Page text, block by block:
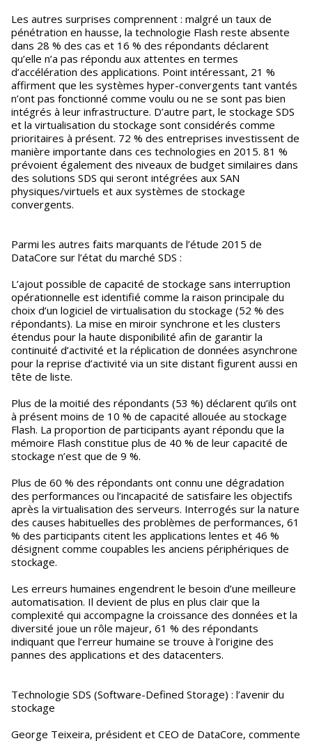
Les autres surprises comprennent : malgré un taux de
pénétration en hausse, la technologie Flash reste absente
dans 28 % des cas et 16 % des répondants déclarent
qu’elle n’a pas répondu aux attentes en termes
d’accélération des applications. Point intéressant, 21 %
affirment que les systèmes hyper-convergents tant vantés
n’ont pas fonctionné comme voulu ou ne se sont pas bien
intégrés à leur infrastructure. D’autre part, le stockage SDS
et la virtualisation du stockage sont considérés comme
prioritaires à présent. 72 % des entreprises investissent de
manière importante dans ces technologies en 2015. 81 %
prévoient également des niveaux de budget similaires dans
des solutions SDS qui seront intégrées aux SAN
physiques/virtuels et aux systèmes de stockage
convergents.
Parmi les autres faits marquants de l’étude 2015 de
DataCore sur l’état du marché SDS :
L’ajout possible de capacité de stockage sans interruption
opérationnelle est identifié comme la raison principale du
choix d’un logiciel de virtualisation du stockage (52 % des
répondants). La mise en miroir synchrone et les clusters
étendus pour la haute disponibilité afin de garantir la
continuité d’activité et la réplication de données asynchrone
pour la reprise d’activité via un site distant figurent aussi en
tête de liste.
Plus de la moitié des répondants (53 %) déclarent qu’ils ont
à présent moins de 10 % de capacité allouée au stockage
Flash. La proportion de participants ayant répondu que la
mémoire Flash constitue plus de 40 % de leur capacité de
stockage n’est que de 9 %.
Plus de 60 % des répondants ont connu une dégradation
des performances ou l’incapacité de satisfaire les objectifs
après la virtualisation des serveurs. Interrogés sur la nature
des causes habituelles des problèmes de performances, 61
% des participants citent les applications lentes et 46 %
désignent comme coupables les anciens périphériques de
stockage.
Les erreurs humaines engendrent le besoin d’une meilleure
automatisation. Il devient de plus en plus clair que la
complexité qui accompagne la croissance des données et la
diversité joue un rôle majeur, 61 % des répondants
indiquant que l’erreur humaine se trouve à l’origine des
pannes des applications et des datacenters.
Technologie SDS (Software-Defined Storage) : l’avenir du
stockage
George Teixeira, président et CEO de DataCore, commente